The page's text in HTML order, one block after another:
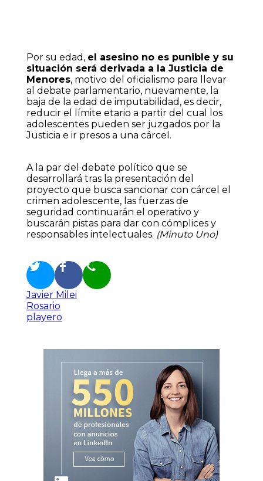
Por su edad, el asesino no es punible y su
situación será derivada a la Justicia de
Menores, motivo del oficialismo para llevar
al debate parlamentario, nuevamente, la
baja de la edad de imputabilidad, es decir,
reducir el límite etario a partir del cual los
adolescentes pueden ser juzgados por la
Justicia e ir presos a una cárcel.
A la par del debate político que se
desarrollará tras la presentación del
proyecto que busca sancionar con cárcel el
crimen adolescente, las fuerzas de
seguridad continuarán el operativo y
buscarán pistas para dar con cómplices y
responsables intelectuales. (Minuto Uno)
Javier Milei
Rosario
playero